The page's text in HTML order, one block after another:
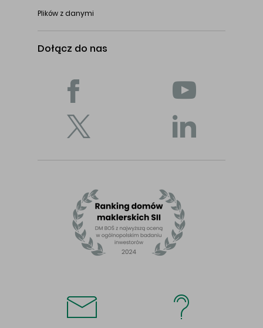
Plików z danymi
Dołącz do nas